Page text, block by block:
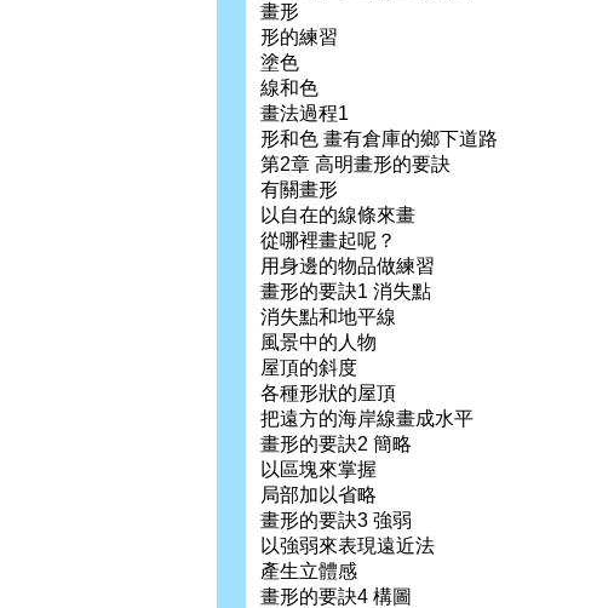
畫形
形的練習
塗色
線和色
畫法過程1
形和色 畫有倉庫的鄉下道路
第2章 高明畫形的要訣
有關畫形
以自在的線條來畫
從哪裡畫起呢？
用身邊的物品做練習
畫形的要訣1 消失點
消失點和地平線
風景中的人物
屋頂的斜度
各種形狀的屋頂
把遠方的海岸線畫成水平
畫形的要訣2 簡略
以區塊來掌握
局部加以省略
畫形的要訣3 強弱
以強弱來表現遠近法
產生立體感
畫形的要訣4 構圖